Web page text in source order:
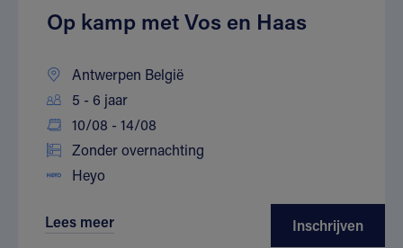
Op kamp met Vos en Haas
Antwerpen België
5 - 6 jaar
10/08 - 14/08
Zonder overnachting
Heyo
Lees meer Inschrijven